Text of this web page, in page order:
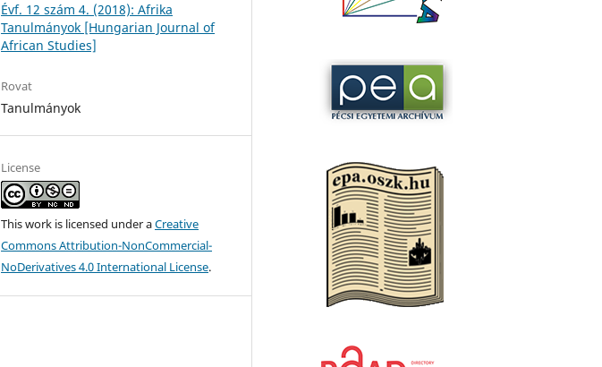
Évf. 12 szám 4. (2018): Afrika
Tanulmányok [Hungarian Journal of
African Studies]
Rovat
Tanulmányok
License
This work is licensed under aCreative
Commons Attribution-NonCommercial-
NoDerivatives 4.0 International License.